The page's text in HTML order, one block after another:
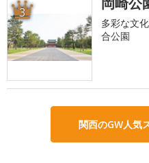
3
多彩な文
合公園
関西のGW人気